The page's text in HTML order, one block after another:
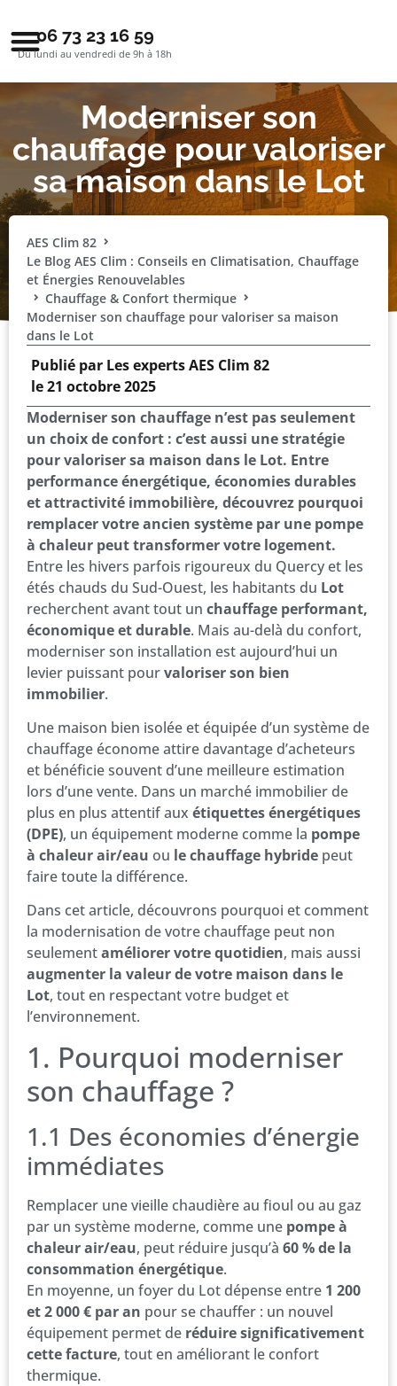
06 73 23 16 59
Du lundi au vendredi de 9h à 18h
Moderniser son
chauffage pour valoriser
sa maison dans le Lot
AES Clim 82
Le Blog AES Clim : Conseils en Climatisation, Chauffage
et Énergies Renouvelables
Chauffage & Confort thermique
Moderniser son chauffage pour valoriser sa maison
dans le Lot
Publié par Les experts AES Clim 82
le21 octobre 2025
Moderniser son chauffage n’est pas seulement
un choix de confort : c’est aussi une stratégie
pour valoriser sa maison dans le Lot. Entre
performance énergétique, économies durables
et attractivité immobilière, découvrez pourquoi
remplacer votre ancien système par une pompe
à chaleur peut transformer votre logement.
Entre les hivers parfois rigoureux du Quercy et les
étés chauds du Sud-Ouest, les habitants du Lot
recherchent avant tout un chauffage performant,
économique et durable. Mais au-delà du confort,
moderniser son installation est aujourd’hui un
levier puissant pourvaloriser son bien
immobilier.
Une maison bien isolée et équipée d’un système de
chauffage économe attire davantage d’acheteurs
et bénéficie souvent d’une meilleure estimation
lors d’une vente. Dans un marché immobilier de
plus en plus attentif aux étiquettes énergétiques
(DPE), un équipement moderne comme la pompe
à chaleur air/eau ou le chauffage hybride peut
faire toute la différence.
Dans cet article, découvrons pourquoi et comment
la modernisation de votre chauffage peut non
seulementaméliorer votre quotidien, mais aussi
augmenter la valeur de votre maison dans le
Lot, tout en respectant votre budget et
l’environnement.
1. Pourquoi moderniser
son chauffage ?
1.1 Des économies d’énergie
immédiates
Remplacer une vieille chaudière au fioul ou au gaz
par un système moderne, comme une pompe à
chaleur air/eau, peut réduire jusqu’à 60 % de la
consommation énergétique.
En moyenne, un foyer du Lot dépense entre 1 200
et 2 000 € par an pour se chauffer : un nouvel
équipement permet de réduire significativement
cette facture, tout en améliorant le confort
thermique.